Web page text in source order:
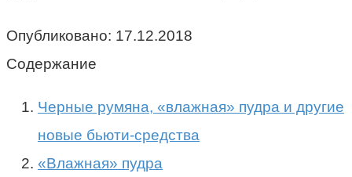
Опубликовано: 17.12.2018
Содержание
Черные румяна, «влажная» пудра и другие
новые бьюти-средства
«Влажная» пудра